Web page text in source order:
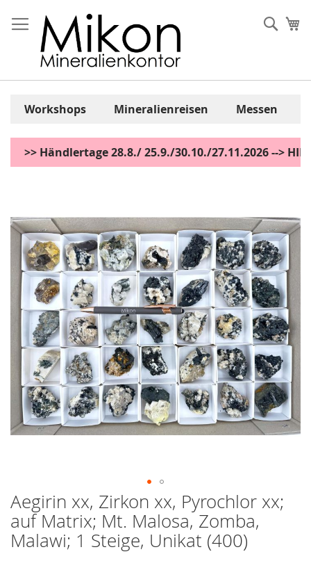
Inhalt
springen
Workshops Mineralienreisen Messen
>> Händlertage 28.8./ 25.9./30.10./27.11.2026 -->
der
Bildgalerie
springen
Zum
Anfang
der
Bildgalerie
Aegirin xx, Zirkon xx, Pyrochlor xx;
auf Matrix; Mt. Malosa, Zomba,
Malawi; 1 Steige, Unikat (400)